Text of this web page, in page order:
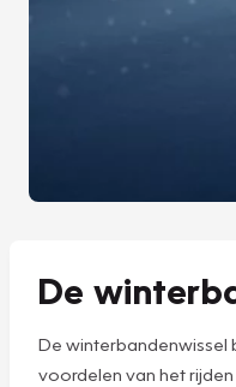
De
De winterbandenwissel
voordelen van het